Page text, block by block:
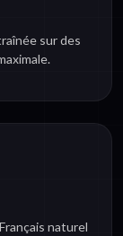
sur des
naturel